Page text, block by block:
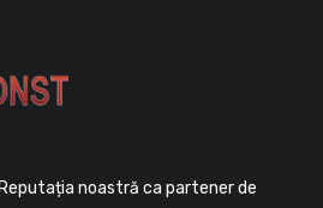
noastră ca partener de